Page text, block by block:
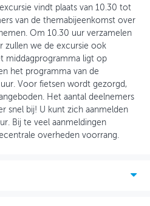
vindt plaats van 10.30 tot
van de themabijeenkomst over
Om 10.30 uur verzamelen
zullen we de excursie ook
middagprogramma ligt op
het programma van de
Voor fietsen wordt gezorgd,
Het aantal deelnemers
snel bij! U kunt zich aanmelden
Bij te veel aanmeldingen
overheden voorrang.